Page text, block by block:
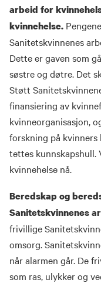
arbeid for
kvinnehelse.
Sanitetskvinnenes
Dette er gaven som
søstre og døtre. Det
Støtt
finansiering av
kvinneorganisasjon,
forskning på kvinners
tettes
kvinnehelse nå.
Beredskap og
Sanitetskvinnenes
frivillige
omsorg.
når alarmen går. De
som ras, ulykker og